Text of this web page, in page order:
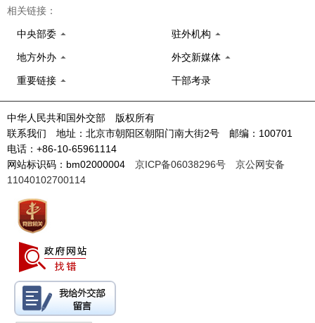
相关链接：
中央部委 驻外机构
地方外办 外交新媒体
重要链接 干部考录
中华人民共和国外交部 版权所有
联系我们 地址：北京市朝阳区朝阳门南大街2号 邮编：100701
电话：+86-10-65961114
网站标识码：bm02000004 京ICP备06038296号
京公网安备
11040102700114